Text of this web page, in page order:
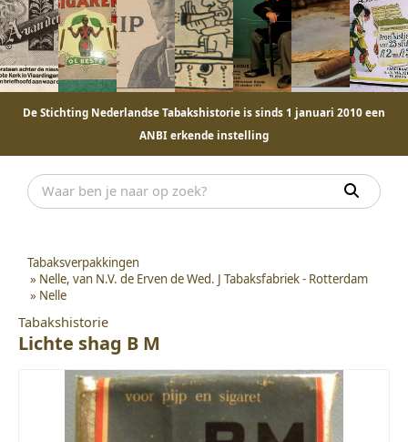
De Stichting Nederlandse Tabakshistorie is sinds 1 januari 2010 een
ANBI erkende instelling
Tabaksverpakkingen
» Nelle, van N.V. de Erven de Wed. J Tabaksfabriek - Rotterdam
» Nelle
Tabakshistorie
Lichte shag B M